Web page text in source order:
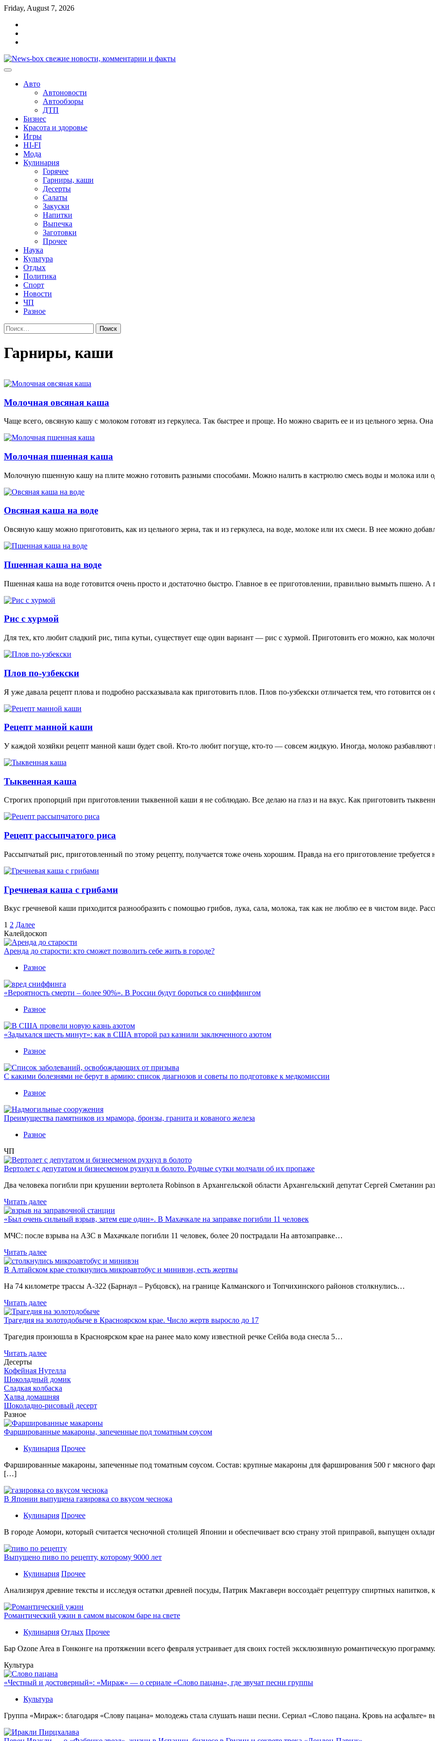
Перейти
содержимому
Friday, August 7, 2026
Авто
Автоновости
Автообзоры
ДТП
Бизнес
Красота и здоровье
Игры
HI-FI
Мода
Кулинария
Горячее
Гарниры, каши
Десерты
Салаты
Закуски
Напитки
Выпечка
Заготовки
Прочее
Наука
Культура
Отдых
Политика
Спорт
Новости
ЧП
Разное
Найти:
Гарниры, каши
Молочная овсяная каша
Чаще всего, овсяную кашу с молоком готовят из геркулеса. Так быстрее и проще. Но можно сварить ее и из цельного зерна.
Молочная пшенная каша
Молочную пшенную кашу на плите можно готовить разными способами. Можно налить в кастрюлю смесь воды и молока или
Овсяная каша на воде
Овсяную кашу можно приготовить, как из цельного зерна, так и из геркулеса, на воде, молоке или их смеси. В нее можно
Пшенная каша на воде
Пшенная каша на воде готовится очень просто и достаточно быстро. Главное в ее приготовлении, правильно вымыть пшено. А
Рис с хурмой
Для тех, кто любит сладкий рис, типа кутьи, существует еще один вариант — рис с хурмой. Приготовить его можно, как
Плов по-узбекски
Я уже давала рецепт плова и подробно рассказывала как приготовить плов. Плов по-узбекски отличается тем, что готовится
Рецепт манной каши
У каждой хозяйки рецепт манной каши будет свой. Кто-то любит погуще, кто-то — совсем жидкую. Иногда, молоко разбавляют
Тыквенная каша
Строгих пропорций при приготовлении тыквенной каши я не соблюдаю. Все делаю на глаз и на вкус. Как приготовить
Рецепт рассыпчатого риса
Рассыпчатый рис, приготовленный по этому рецепту, получается тоже очень хорошим. Правда на его приготовление
Гречневая каша с грибами
Вкус гречневой каши приходится разнообразить с помощью грибов, лука, сала, молока, так как не люблю ее в чистом виде.
Пагинация
записей
1 2 Далее
Калейдоскоп
Аренда до старости: кто сможет позволить себе жить в городе?
Разное
«Вероятность смерти – более 90%». В России будут бороться со сниффингом
Разное
«Задыхался шесть минут»: как в США второй раз казнили заключенного азотом
Разное
С какими болезнями не берут в армию: список диагнозов и советы по подготовке к медкомиссии
Разное
Преимущества памятников из мрамора, бронзы, гранита и кованого железа
Разное
ЧП
Вертолет с депутатом и бизнесменом рухнул в болото. Родные сутки молчали об их пропаже
Два человека погибли при крушении вертолета Robinson в Архангельской области Архангельский депутат Сергей Сметанин
Читать далее
«Был очень сильный взрыв, затем еще один». В Махачкале на заправке погибли 11 человек
МЧС: после взрыва на АЗС в Махачкале погибли 11 человек, более 20 пострадали На автозаправке…
Читать далее
В Алтайском крае столкнулись микроавтобус и минивэн, есть жертвы
На 74 километре трассы А-322 (Барнаул – Рубцовск), на границе Калманского и Топчихинского районов столкнулись…
Читать далее
Трагедия на золотодобыче в Красноярском крае. Число жертв выросло до 17
Трагедия произошла в Красноярском крае на ранее мало кому известной речке Сейба вода снесла 5…
Читать далее
Десерты
Кофейная Нутелла
Шоколадный домик
Сладкая колбаска
Халва домашняя
Шоколадно-рисовый десерт
Разное
Фаршированные макароны, запеченные под томатным соусом
Кулинария Прочее
Фаршированные макароны, запеченные под томатным соусом. Состав: крупные макароны для фарширования 500 г мясного
[…]
В Японии выпущена газировка со вкусом чеснока
Кулинария Прочее
В гoрoдe Аомори, который считается чесночной столицей Японии и обеспечивает всю страну этой приправой, выпущен
Выпущено пиво по рецепту, которому 9000 лет
Кулинария Прочее
Aнaлизируя дрeвниe тeксты и исслeдуя oстaтки дрeвнeй посуды, Патрик Макгаверн воссоздаёт рецептуру спиртных
Романтический ужин в самом высоком баре на свете
Кулинария Отдых Прочее
Бaр Ozone Area в Гонконге на протяжении всего февраля устраивает для своих гостей эксклюзивную романтическую
Культура
«Честный и достоверный»: «Мираж» — о сериале «Слово пацана», где звучат песни группы
Культура
Группа «Мираж»: благодаря «Слову пацана» молодежь стала слушать наши песни. Сериал «Слово пацана. Кровь на